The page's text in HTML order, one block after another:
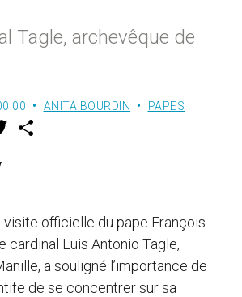
Tagle, archevêque de
ANITA BOURDIN PAPES
w
visite officielle du pape François
cardinal Luis Antonio Tagle,
a souligné l’importance de
de se concentrer sur sa